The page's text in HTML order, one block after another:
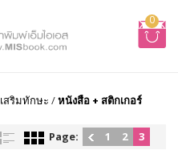
0
สริมทักษะ /หนังสือ + สติกเกอร์
Page: 1 2 3